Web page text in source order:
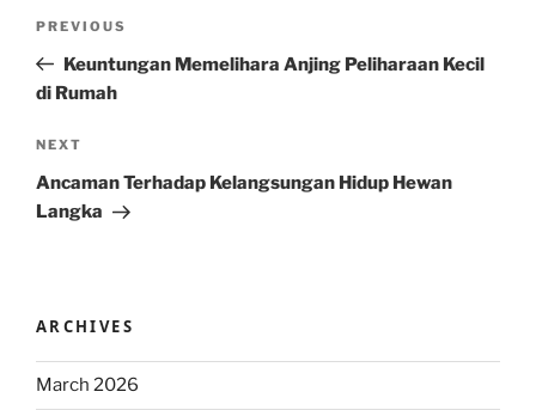
Previous
Post
PREVIOUS
Keuntungan Memelihara Anjing Peliharaan Kecil
di Rumah
Next
Post
NEXT
Ancaman Terhadap Kelangsungan Hidup Hewan
Langka
ARCHIVES
March 2026